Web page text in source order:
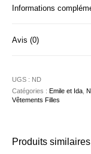
Informations
Avis (0)
UGS : ND
Catégories :Emile et Ida ,
Vêtements Filles
Produits similaires